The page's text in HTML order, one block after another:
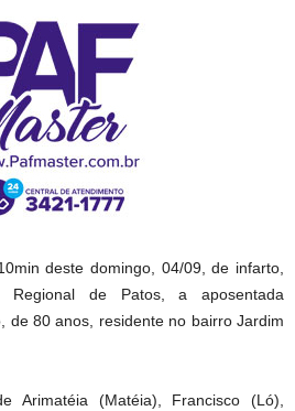
deste domingo, 04/09, de infarto,
Regional de Patos, a aposentada
de 80 anos, residente no bairro Jardim
Arimatéia (Matéia), Francisco (Ló),